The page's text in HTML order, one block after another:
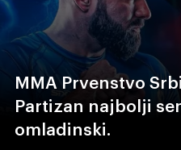
MMA Prvenstvo
Partizan najbolji
omladinski.